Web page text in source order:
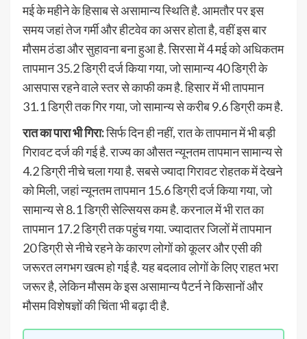
मई के महीने के हिसाब से असामान्य स्थिति है. आमतौर पर इस
समय जहां तेज गर्मी और हीटवेव का असर होता है, वहीं इस बार
मौसम ठंडा और सुहावना बना हुआ है. सिरसा में 4 मई को अधिकतम
तापमान 35.2 डिग्री दर्ज किया गया, जो सामान्य 40 डिग्री के
आसपास रहने वाले स्तर से काफी कम है. हिसार में भी तापमान
31.1 डिग्री तक गिर गया, जो सामान्य से करीब 9.6 डिग्री कम है.
रात का पारा भी गिरा:सिर्फ दिन ही नहीं, रात के तापमान में भी बड़ी
गिरावट दर्ज की गई है. राज्य का औसत न्यूनतम तापमान सामान्य से
4.2 डिग्री नीचे चला गया है. सबसे ज्यादा गिरावट रोहतक में देखने
को मिली, जहां न्यूनतम तापमान 15.6 डिग्री दर्ज किया गया, जो
सामान्य से 8.1 डिग्री सेल्सियस कम है. करनाल में भी रात का
तापमान 17.2 डिग्री तक पहुंच गया. ज्यादातर जिलों में तापमान
20 डिग्री से नीचे रहने के कारण लोगों को कूलर और एसी की
जरूरत लगभग खत्म हो गई है. यह बदलाव लोगों के लिए राहत भरा
जरूर है, लेकिन मौसम के इस असामान्य पैटर्न ने किसानों और
मौसम विशेषज्ञों की चिंता भी बढ़ा दी है.